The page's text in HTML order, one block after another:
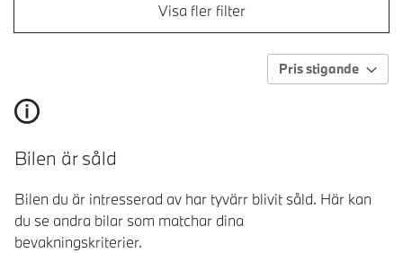
Visa fler filter
Pris stigande
Bilen är såld
Bilen du är intresserad av har tyvärr blivit såld. Här kan
du se andra bilar som matchar dina
bevakningskriterier.